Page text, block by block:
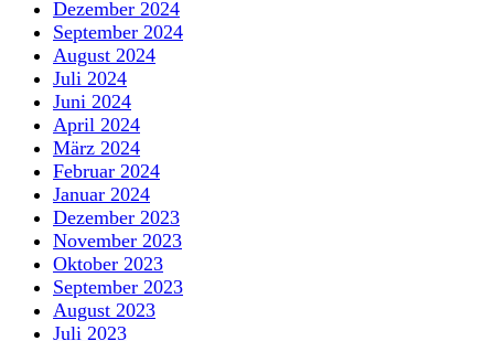
Dezember 2024
September 2024
August 2024
Juli 2024
Juni 2024
April 2024
März 2024
Februar 2024
Januar 2024
Dezember 2023
November 2023
Oktober 2023
September 2023
August 2023
Juli 2023